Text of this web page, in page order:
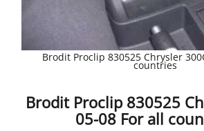
Brodit Proclip 830525 Chrysler
countries
Brodit Proclip 830525
05-08 For all